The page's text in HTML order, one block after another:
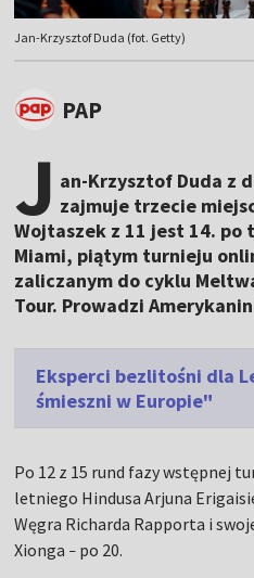
Jan-Krzysztof Duda (fot. Getty)
PAP
J an-Krzysztof Duda z
zajmuje trzecie
Wojtaszek z 11 jest 14. po
Miami, piątym turnieju
zaliczanym do cyklu
Tour. Prowadzi
Eksperci bezlitośni dla
śmieszni w Europie"
Po 12 z 15 rund fazy wstępnej
letniego Hindusa Arjuna
Węgra Richarda Rapporta i
Xionga – po 20.